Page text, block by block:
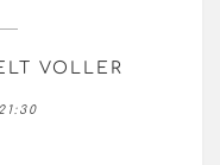
VOLLER